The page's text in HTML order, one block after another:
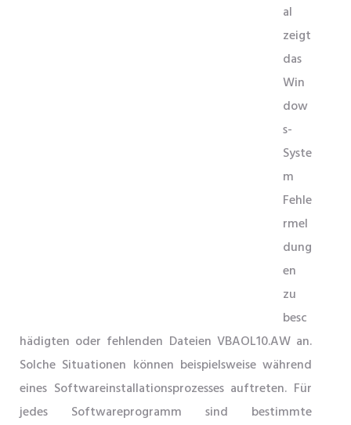
al
zeigt
das
Win
dow
s-
Syste
m
Fehle
rmel
dung
en
zu
besc
hädigten oder fehlenden Dateien VBAOL10.AW an.
Solche Situationen können beispielsweise während
eines Softwareinstallationsprozesses auftreten. Für
jedes Softwareprogramm sind bestimmte